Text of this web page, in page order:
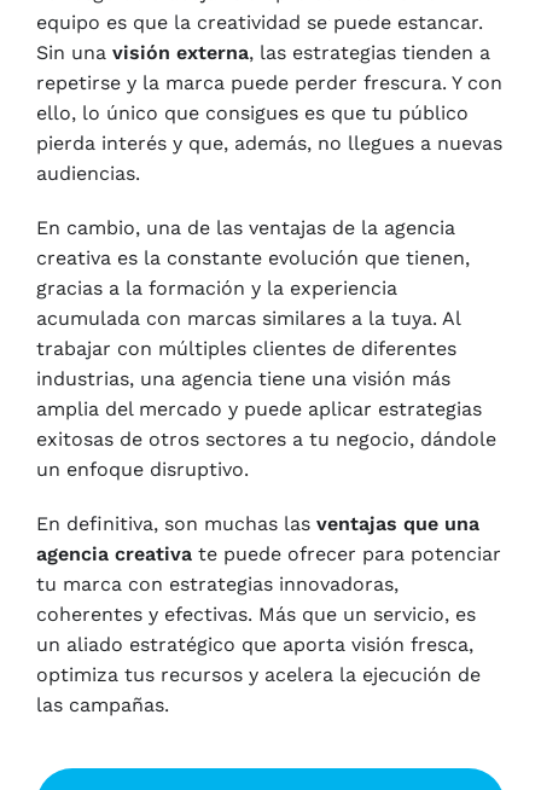
equipo es que la creatividad se puede estancar.
Sin una visión externa, las estrategias tienden a
repetirse y la marca puede perder frescura. Y con
ello, lo único que consigues es que tu público
pierda interés y que, además, no llegues a nuevas
audiencias.
En cambio, una de las ventajas de la agencia
creativa es la constante evolución que tienen,
gracias a la formación y la experiencia
acumulada con marcas similares a la tuya. Al
trabajar con múltiples clientes de diferentes
industrias, una agencia tiene una visión más
amplia del mercado y puede aplicar estrategias
exitosas de otros sectores a tu negocio, dándole
un enfoque disruptivo.
En definitiva, son muchas las ventajas que una
agencia creativa te puede ofrecer para potenciar
tu marca con estrategias innovadoras,
coherentes y efectivas. Más que un servicio, es
un aliado estratégico que aporta visión fresca,
optimiza tus recursos y acelera la ejecución de
las campañas.